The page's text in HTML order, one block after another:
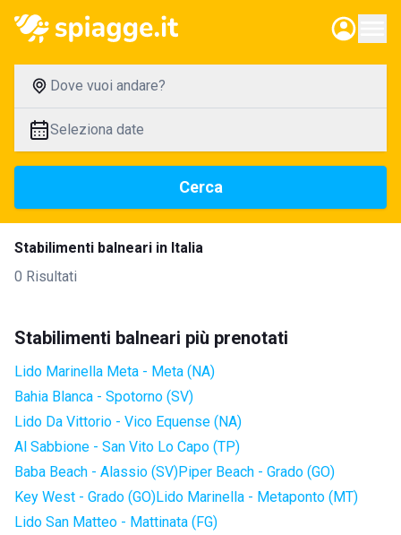
Dove vuoi andare?
Seleziona date
Cerca
Stabilimenti balneari in Italia
0 Risultati
Stabilimenti balneari più prenotati
Lido Marinella Meta - Meta (NA)
Bahia Blanca - Spotorno (SV)
Lido Da Vittorio - Vico Equense (NA)
Al Sabbione - San Vito Lo Capo (TP)
Baba Beach - Alassio (SV)Piper Beach - Grado (GO)
Key West - Grado (GO)Lido Marinella - Metaponto (MT)
Lido San Matteo - Mattinata (FG)